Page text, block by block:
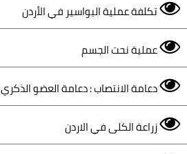
تكلفة عملية البواسير في الأردن
عملية نحت الجسم
دعامة الانتصاب : دعامة العضو الذكري
زراعة الكلى في الاردن